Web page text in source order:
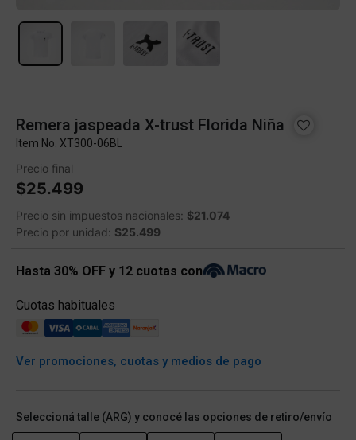
Remera jaspeada X-trust Florida Niña
Item No. XT300-06BL
Precio final
$25.499
Precio sin impuestos nacionales: $21.074
Precio por unidad: $25.499
Hasta 30% OFF y 12 cuotas con
Cuotas habituales
Ver promociones, cuotas y medios de pago
Seleccioná talle (ARG) y conocé las opciones de retiro/envío